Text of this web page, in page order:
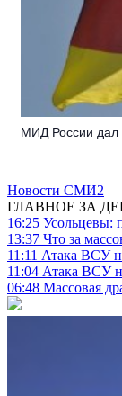
МИД России дал
Новости СМИ2
ГЛАВНОЕ ЗА
16:25 Усольцевы:
13:37 Что за
11:11 Атака ВСУ
11:04 Атака ВСУ
06:48 Массовая